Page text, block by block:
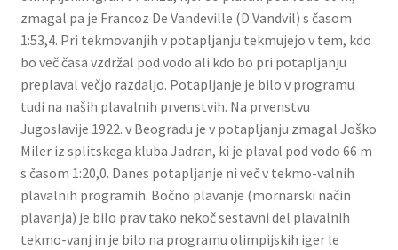
zmagal pa je Francoz De Vandeville (D Vandvil) s časom
1:53,4. Pri tekmovanjih v potapljanju tekmujejo v tem, kdo
bo več časa vzdržal pod vodo ali kdo bo pri potapljanju
preplaval večjo razdaljo. Potapljanje je bilo v programu
tudi na naših plavalnih prvenstvih. Na prvenstvu
Jugoslavije 1922. v Beogradu je v potapljanju zmagal Joško
Miler iz splitskega kluba Jadran, ki je plaval pod vodo 66 m
s časom 1:20,0. Danes potapljanje ni več v tekmo-valnih
plavalnih programih. Bočno plavanje (mornarski način
plavanja) je bilo prav tako nekoč sestavni del plavalnih
tekmo-vanj in je bilo na programu olimpijskih iger le